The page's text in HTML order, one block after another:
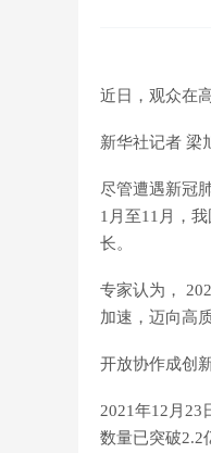
近日，观众在
新华社记者
尽管遭遇新冠
1月至11月，
长。
专家认为，
加速，迈向高
开放协作成创
2021年12月23
数量已突破2.2